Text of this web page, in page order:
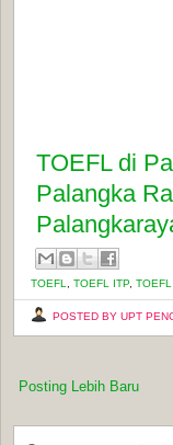
TOEFL di
Palangka
TOEFL TOEFL ITP,
POSTED BY UPT
Posting Lebih Baru